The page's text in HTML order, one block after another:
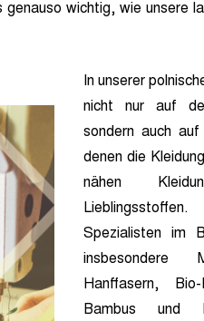
wichtig, wie unsere
In unserer
nicht nur auf
sondern auch
denen die
nähen
Spezialisten im
insbesondere
Hanffasern,
Bambus und